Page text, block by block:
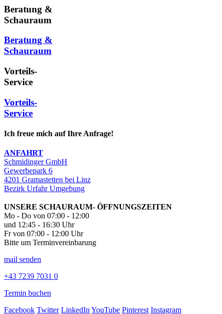
Beratung &
Schauraum
Beratung &
Schauraum
Vorteils-
Service
Vorteils-
Service
Ich freue mich auf Ihre Anfrage!
ANFAHRT
Schmidinger GmbH
Gewerbepark 6
4201 Gramastetten bei Linz
Bezirk Urfahr Umgebung
UNSERE SCHAURAUM- ÖFFNUNGSZEITEN
Mo - Do von 07:00 - 12:00
und 12:45 - 16:30 Uhr
Fr von 07:00 - 12:00 Uhr
Bitte um Terminvereinbarung
mail senden
+43 7239 7031 0
Termin buchen
Facebook Twitter LinkedInYouTube Pinterest Instagram